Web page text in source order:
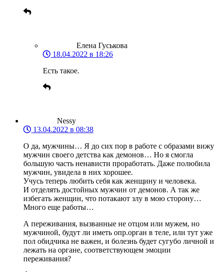
Елена Гуськова
18.04.2022 в 18:26
Есть такое.
Nessy
13.04.2022 в 08:38
О да, мужчины… Я до сих пор в работе с образами вижу
мужчин своего детства как демонов… Но я смогла
большую часть ненависти проработать. Даже полюбила
мужчин, увидела в них хорошее.
Учусь теперь любить себя как женщину и человека.
И отделять достойных мужчин от демонов. А так же
избегать женщин, что потакают злу в мою сторону…
Много еще работы…
А переживания, вызванные не отцом или мужем, но
мужчиной, будут ли иметь опр.орган в теле, или тут уже
пол обидчика не важен, и болезнь будет сугубо личной и
лежать на органе, соответствующем эмоции
переживания?